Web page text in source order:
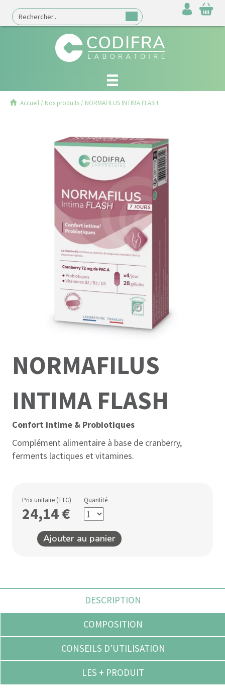
Accueil / Nos produits / NORMAFILUS INTIMA FLASH
NORMAFILUS
INTIMA FLASH
Confort intime & Probiotiques
Complément alimentaire à base de cranberry,
ferments lactiques et vitamines.
Prix unitaire (TTC)
24,14€
Quantité
Ajouter au panier
DESCRIPTION
COMPOSITION
CONSEILS D'UTILISATION
LES + PRODUIT